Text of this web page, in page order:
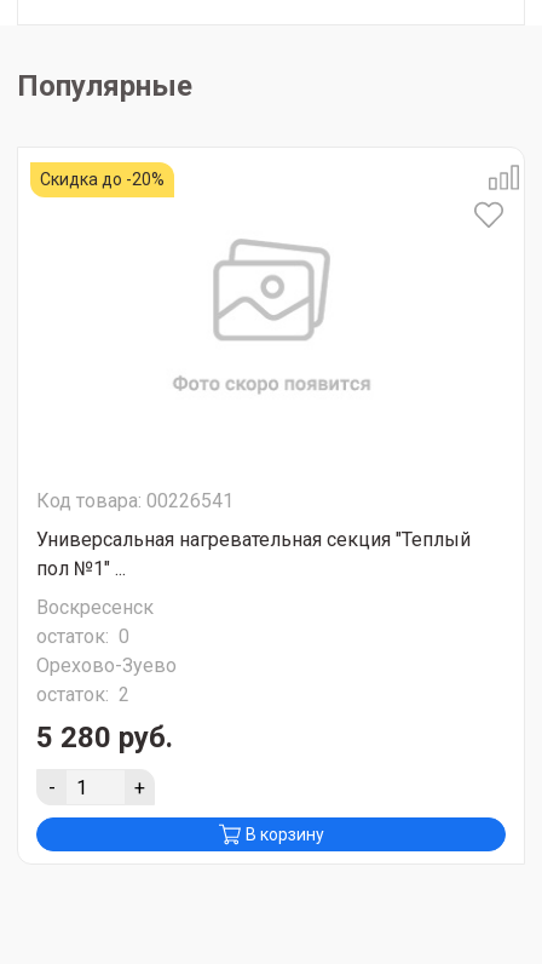
Популярные
Скидка до -20%
Код товара: 00226541
Универсальная нагревательная секция "Теплый
пол №1" ...
Воскресенск
остаток: 0
Орехово-Зуево
остаток: 2
5 280 руб.
- +
В корзину